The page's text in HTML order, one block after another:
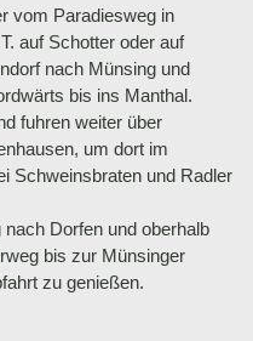
vom Paradiesweg in
auf Schotter oder auf
nach Münsing und
bis ins Manthal.
fuhren weiter über
um dort im
Schweinsbraten und Radler
Dorfen und oberhalb
bis zur Münsinger
zu genießen.